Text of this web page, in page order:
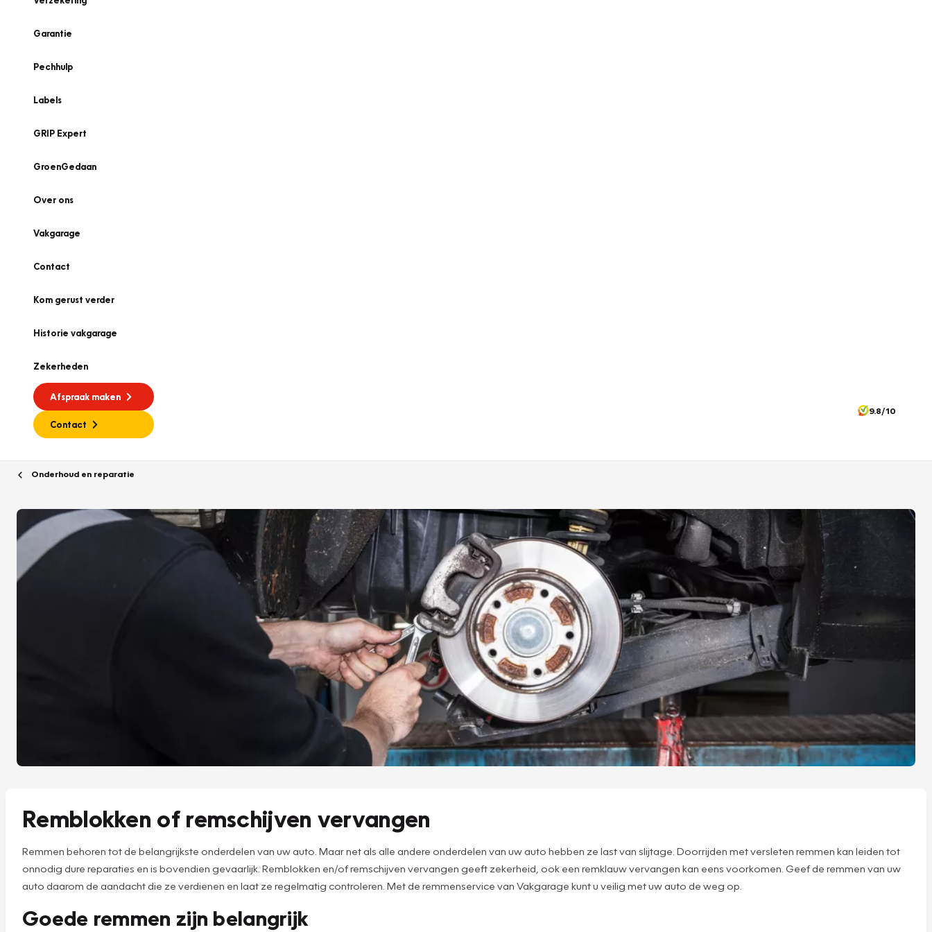
Garantie
Pechhulp
Labels
GRIP Expert
GroenGedaan
Over ons
Vakgarage
Contact
Kom gerust verder
Historie vakgarage
Zekerheden
Afspraak maken
Contact
9.8/10
Onderhoud en reparatie
Remblokken of remschijven vervangen
Remmen behoren tot de belangrijkste onderdelen van uw auto. Maar net als alle andere onderdelen van uw auto hebben ze last van slijtage. Doorrijden met versleten remmen kan leiden tot
onnodig dure reparaties en is bovendien gevaarlijk. Remblokken en/of remschijven vervangen geeft zekerheid, ook een remklauw vervangen kan eens voorkomen. Geef de remmen van uw
auto daarom de aandacht die ze verdienen en laat ze regelmatig controleren. Met de remmenservice van Vakgarage kunt u veilig met uw auto de weg op.
Goede remmen zijn belangrijk